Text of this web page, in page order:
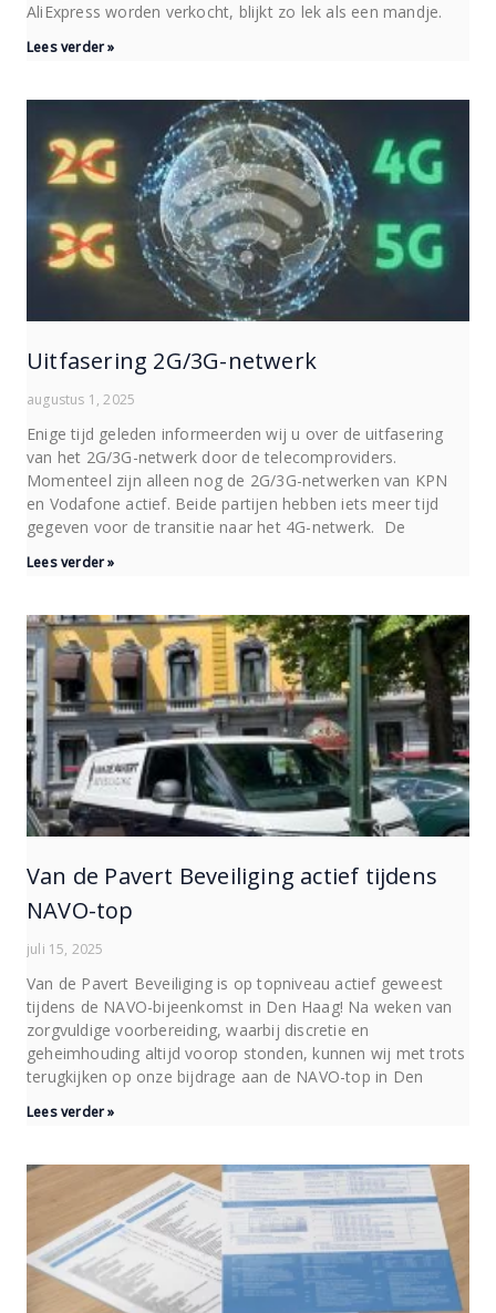
AliExpress worden verkocht, blijkt zo lek als een mandje.
Lees verder »
Uitfasering 2G/3G-netwerk
augustus 1, 2025
Enige tijd geleden informeerden wij u over de uitfasering
van het 2G/3G-netwerk door de telecomproviders.
Momenteel zijn alleen nog de 2G/3G-netwerken van KPN
en Vodafone actief. Beide partijen hebben iets meer tijd
gegeven voor de transitie naar het 4G-netwerk. De
Lees verder »
Van de Pavert Beveiliging actief tijdens
NAVO-top
juli 15, 2025
Van de Pavert Beveiliging is op topniveau actief geweest
tijdens de NAVO-bijeenkomst in Den Haag! Na weken van
zorgvuldige voorbereiding, waarbij discretie en
geheimhouding altijd voorop stonden, kunnen wij met trots
terugkijken op onze bijdrage aan de NAVO-top in Den
Lees verder »